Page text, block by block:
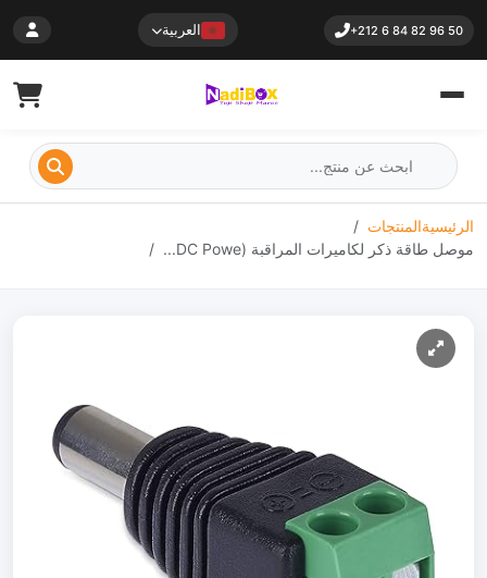
+212 6 84 82 96 50 العربية
الرئيسيةالمنتجات
موصل طاقة ذكر لكاميرات المراقبة (DC Powe...